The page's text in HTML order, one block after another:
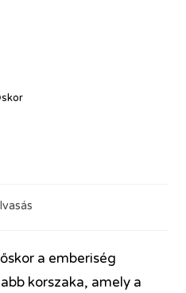
a emberiség
korszaka, amely a